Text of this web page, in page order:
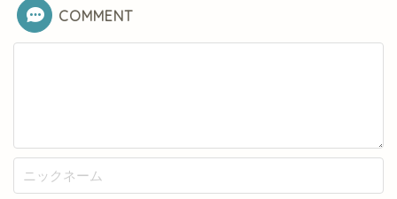
COMMENT